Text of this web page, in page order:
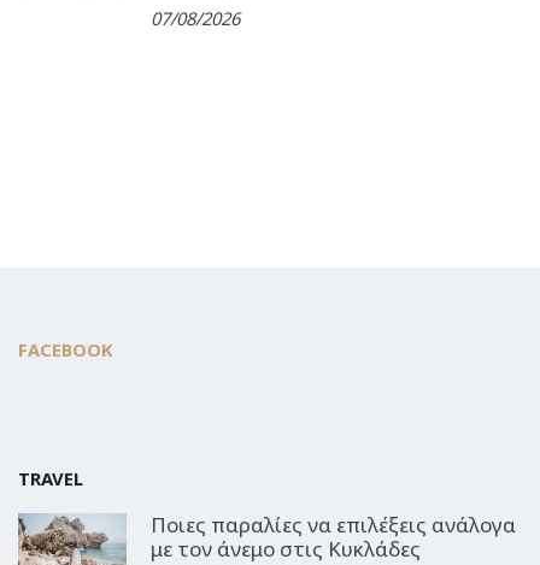
07/08/2026
FACEBOOK
TRAVEL
Ποιες παραλίες να επιλέξεις ανάλογα
με τον άνεμο στις Κυκλάδες